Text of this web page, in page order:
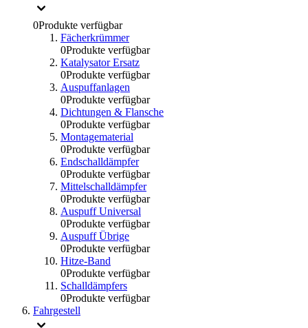
0Produkte verfügbar
Fächerkrümmer
0Produkte verfügbar
Katalysator Ersatz
0Produkte verfügbar
Auspuffanlagen
0Produkte verfügbar
Dichtungen & Flansche
0Produkte verfügbar
Montagematerial
0Produkte verfügbar
Endschalldämpfer
0Produkte verfügbar
Mittelschalldämpfer
0Produkte verfügbar
Auspuff Universal
0Produkte verfügbar
Auspuff Übrige
0Produkte verfügbar
Hitze-Band
0Produkte verfügbar
Schalldämpfers
0Produkte verfügbar
Fahrgestell